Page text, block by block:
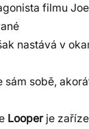
filmu
nastává v
sám sobě,
Looperje